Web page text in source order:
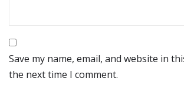
Save my name, email, and website in
the next time I comment.